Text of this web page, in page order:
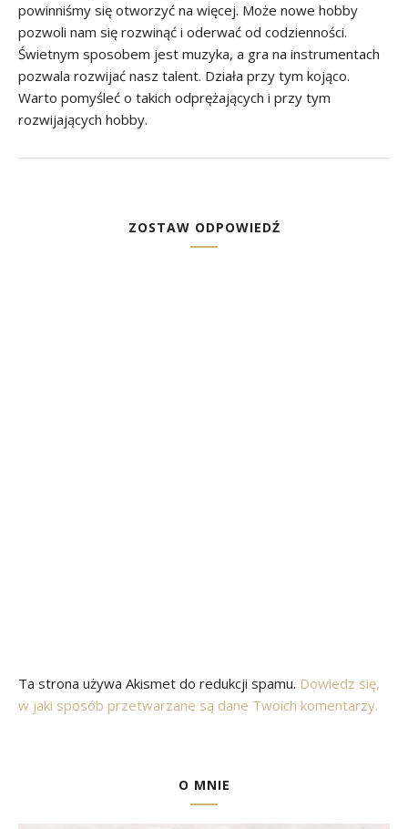
powinniśmy się otworzyć na więcej. Może nowe hobby
pozwoli nam się rozwinąć i oderwać od codzienności.
Świetnym sposobem jest muzyka, a gra na instrumentach
pozwala rozwijać nasz talent. Działa przy tym kojąco.
Warto pomyśleć o takich odprężających i przy tym
rozwijających hobby.
ZOSTAW ODPOWIEDŹ
Ta strona używa Akismet do redukcji spamu. Dowiedz się,
w jaki sposób przetwarzane są dane Twoich komentarzy.
O MNIE